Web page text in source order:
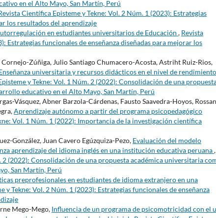
en el Alto Mayo, San Martín, Perú
Científica Episteme y Tekne: Vol. 2 Núm. 1 (2023): Estrategias
los resultados del aprendizaje
en estudiantes universitarios de Educación , Revista
Estrategias funcionales de enseñanza diseñadas para mejorar los
Zúñiga, Julio Santiago Chumacero-Acosta, Astriht Ruiz-Rios,
universitaria y recursos didácticos en el nivel de
y Tekne: Vol. 1 Núm. 2 (2022): Consolidación de una
educativo en el Alto Mayo, San Martín, Perú
Vásquez, Abner Barzola-Cárdenas, Fausto Saavedra-Hoyos,
Aprendizaje autónomo a partir del programa psicopedagógico
Vol. 1 Núm. 1 (2022): Importancia de la investigación científica
González, Juan Cavero Egúzquiza-Pezo, Evaluación del modelo
aprendizaje del idioma inglés en una institución educativa peruana,
2 (2022): Consolidación de una propuesta académica universitaria
San Martín, Perú
preprofesionales en estudiantes de idioma extranjero en una
y Tekne: Vol. 2 Núm. 1 (2023): Estrategias funcionales de enseñanza
Mego-Mego, Influencia de un programa de psicomotricidad con el